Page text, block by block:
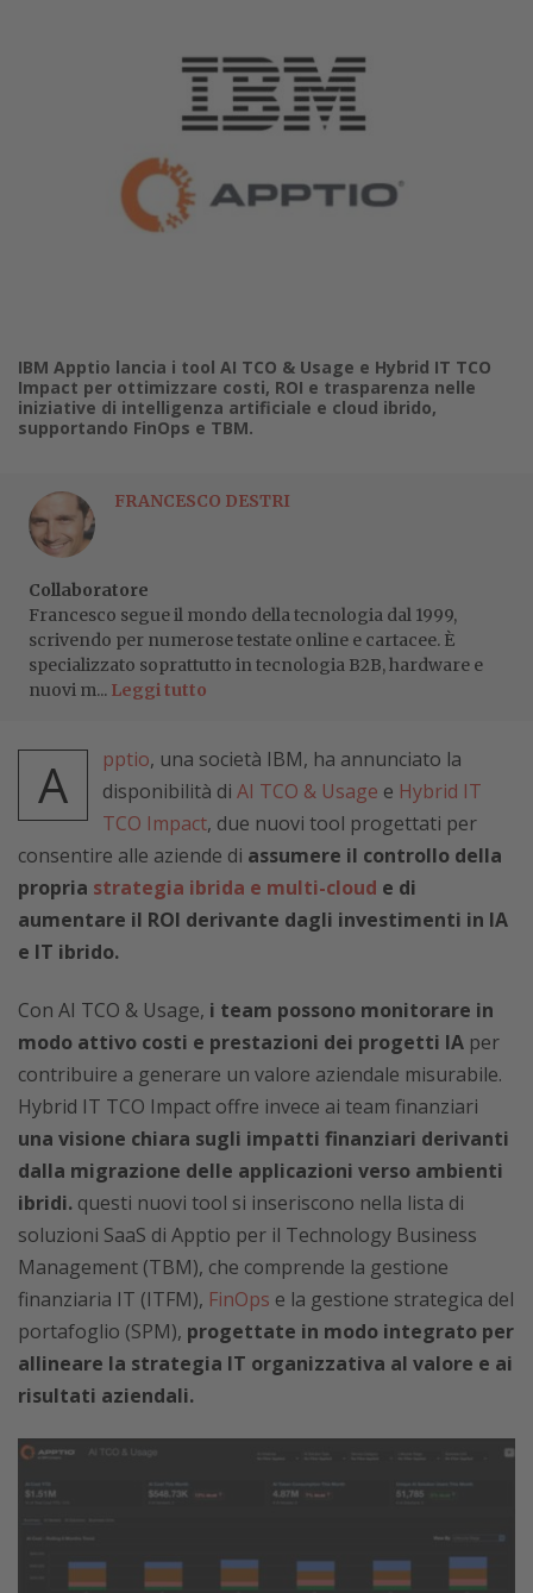
IBM Apptio lancia i tool AI TCO & Usage e Hybrid IT TCO
Impact per ottimizzare costi, ROI e trasparenza nelle
iniziative di intelligenza artificiale e cloud ibrido,
supportando FinOps e TBM.
FRANCESCO DESTRI
Collaboratore
Francesco segue il mondo della tecnologia dal 1999,
scrivendo per numerose testate online e cartacee. È
specializzato soprattutto in tecnologia B2B, hardware e
nuovi m... Leggi tutto
A pptio, una società IBM, ha annunciato la
disponibilità di AI TCO & Usage e Hybrid IT
TCO Impact, due nuovi tool progettati per
consentire alle aziende di assumere il controllo della
propria strategia ibrida e multi-cloud e di
aumentare il ROI derivante dagli investimenti in IA
e IT ibrido.
Con AI TCO & Usage, i team possono monitorare in
modo attivo costi e prestazioni dei progetti IA per
contribuire a generare un valore aziendale misurabile.
Hybrid IT TCO Impact offre invece ai team finanziari
una visione chiara sugli impatti finanziari derivanti
dalla migrazione delle applicazioni verso ambienti
ibridi. questi nuovi tool si inseriscono nella lista di
soluzioni SaaS di Apptio per il Technology Business
Management (TBM), che comprende la gestione
finanziaria IT (ITFM), FinOps e la gestione strategica del
portafoglio (SPM), progettate in modo integrato per
allineare la strategia IT organizzativa al valore e ai
risultati aziendali.